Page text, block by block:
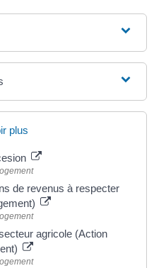
plus
de revenus à respecter
agricole (Action